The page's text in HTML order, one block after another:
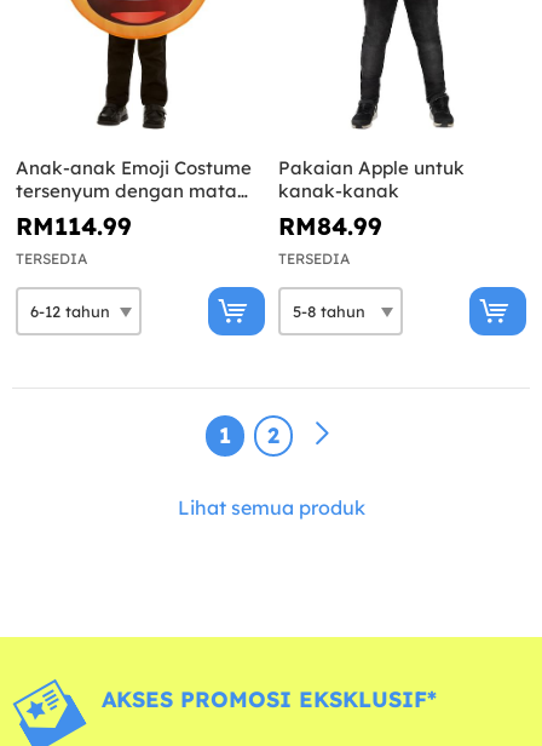
Anak-anak Emoji Costume
tersenyum dengan mata
hati
RM114.99
TERSEDIA
Pakaian Apple untuk
kanak-kanak
RM84.99
TERSEDIA
1 2
Lihat semua produk
AKSES PROMOSI EKSKLUSIF*